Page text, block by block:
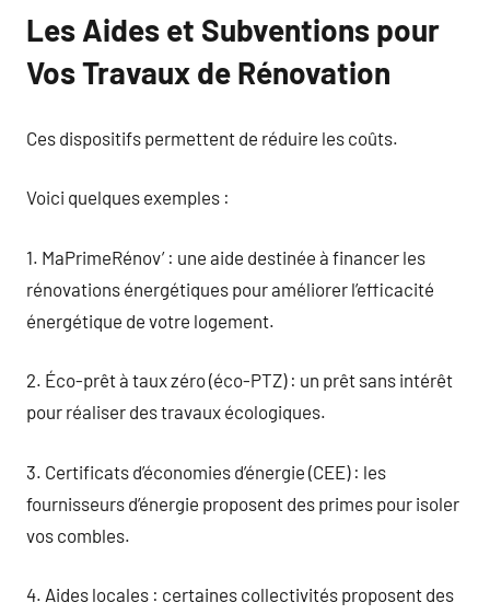
Les Aides et Subventions pour
Vos Travaux de Rénovation
Ces dispositifs permettent de réduire les coûts.
Voici quelques exemples :
1. MaPrimeRénov’ : une aide destinée à financer les
rénovations énergétiques pour améliorer l’efficacité
énergétique de votre logement.
2. Éco-prêt à taux zéro (éco-PTZ) : un prêt sans intérêt
pour réaliser des travaux écologiques.
3. Certificats d’économies d’énergie (CEE) : les
fournisseurs d’énergie proposent des primes pour isoler
vos combles.
4. Aides locales : certaines collectivités proposent des